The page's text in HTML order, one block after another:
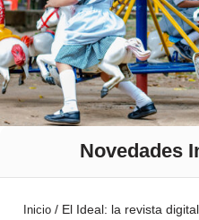
Novedades
Inicio / El Ideal: la revista